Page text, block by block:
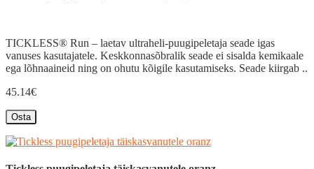
TICKLESS® Run – laetav ultraheli-puugipeletaja seade igas
vanuses kasutajatele. Keskkonnasõbralik seade ei sisalda kemikaale
ega lõhnaaineid ning on ohutu kõigile kasutamiseks. Seade kiirgab ..
45.14€
Osta